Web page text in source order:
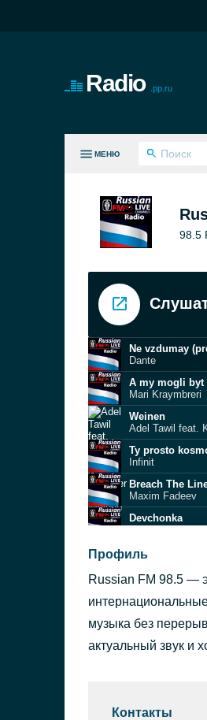
Radio .pp.ru
МЕНЮ
98.5
Ne vzdumay
Dante
A my mogli byt
Mari Kraymbreri
Weinen
Adel Tawil feat.
Ty prosto
Infinit
Breach The
Maxim Fadeev
Devchonka
Devochka
Pryatalas' v
Mari Kraymbreri
Ne puskayte
Timuran, Zell,
- Kity
Профиль
Russian FM 98.5 —
музыка без
актуальный звук и
Контакты